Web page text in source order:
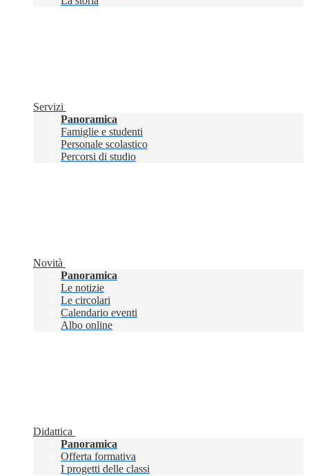
Servizi
Panoramica
Famiglie e studenti
Personale scolastico
Percorsi di studio
Novità
Panoramica
Le notizie
Le circolari
Calendario eventi
Albo online
Didattica
Panoramica
Offerta formativa
I progetti delle classi